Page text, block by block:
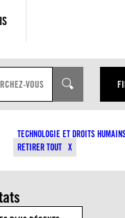
TECHNOLOGIE ET DROITS
RETIRER TOUT